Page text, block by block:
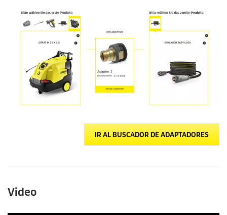
IR AL BUSCADOR DE ADAPTADORES
Video